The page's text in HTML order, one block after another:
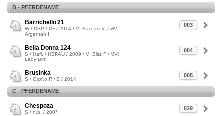
B - PFERDENAME
003
Barrichello 21
W / DSP / DF / 2014 / V: Baccaccio / MV:
Argentan I
004
Bella Donna 124
S / Hafl. / HBRAU / 2009 / V: Blitz F / MV:
Lady Bird
005
Brusinka
S / Grpf.o.R / B / 2014
C - PFERDENAME
029
Chespoza
S / n.b. / 2007